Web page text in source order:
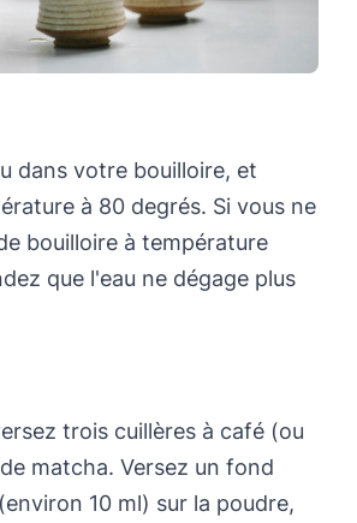
dans votre bouilloire, et
à 80 degrés. Si vous ne
bouilloire à température
que l'eau ne dégage plus
trois cuillères à café (ou
matcha. Versez un fond
10 ml) sur la poudre,